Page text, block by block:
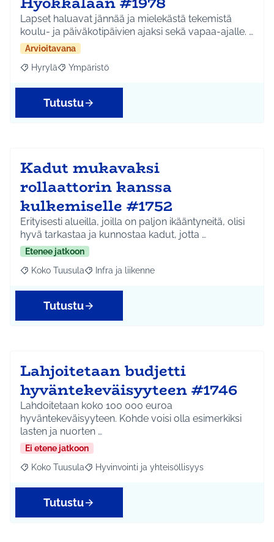
Lapset haluavat jännää ja mielekästä tekemistä
koulu- ja päiväkotipäivien ajaksi sekä vapaa-ajalle. …
Arvioitavana
Rajaa tulokset aihepiirin mukaan: Hyrylä
Hyrylä Rajaa tulokset teeman mukaan: Ympäristö
Ympäristö
Tutustu
Kadut mukavaksi
rollaattorin kanssa
kulkemiselle #1752
Erityisesti alueilla, joilla on paljon ikääntyneitä, olisi
hyvä tarkastaa ja kunnostaa kadut, jotta …
Etenee jatkoon
Rajaa tulokset aihepiirin mukaan: Koko Tuusula
Koko Tuusula Rajaa tulokset teeman mukaan: Infra ja liikenne
Infra ja liikenne
Tutustu
Lahjoitetaan budjetti
hyväntekeväisyyteen #1746
Lahdoitetaan koko 100 000 euroa
hyväntekeväisyyteen. Kohde voisi olla esimerkiksi
lasten ja nuorten …
Ei etene jatkoon
Rajaa tulokset aihepiirin mukaan: Koko Tuusula
Koko Tuusula Rajaa tulokset teeman mukaan: Hyvinvointi ja
Hyvinvointi ja yhteisöllisyys
Tutustu